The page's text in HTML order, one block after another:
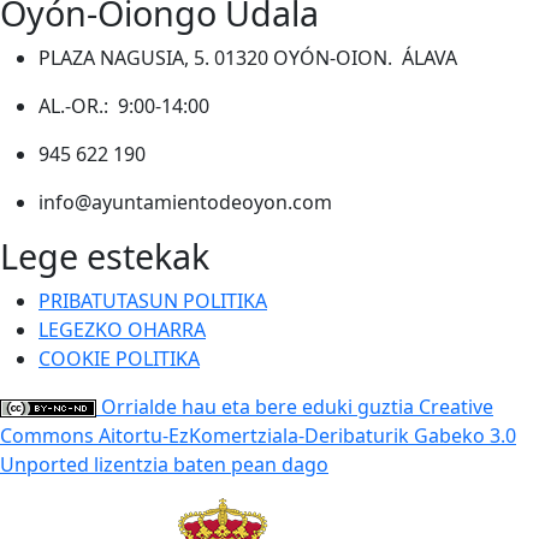
Oyón-Oiongo Udala
PLAZA NAGUSIA, 5. 01320 OYÓN-OION. ÁLAVA
AL.-OR.: 9:00-14:00
945 622 190
info@ayuntamientodeoyon.com
Lege estekak
PRIBATUTASUN POLITIKA
LEGEZKO OHARRA
COOKIE POLITIKA
Orrialde hau eta bere eduki guztia Creative
Commons Aitortu-EzKomertziala-Deribaturik Gabeko 3.0
Unported lizentzia baten pean dago